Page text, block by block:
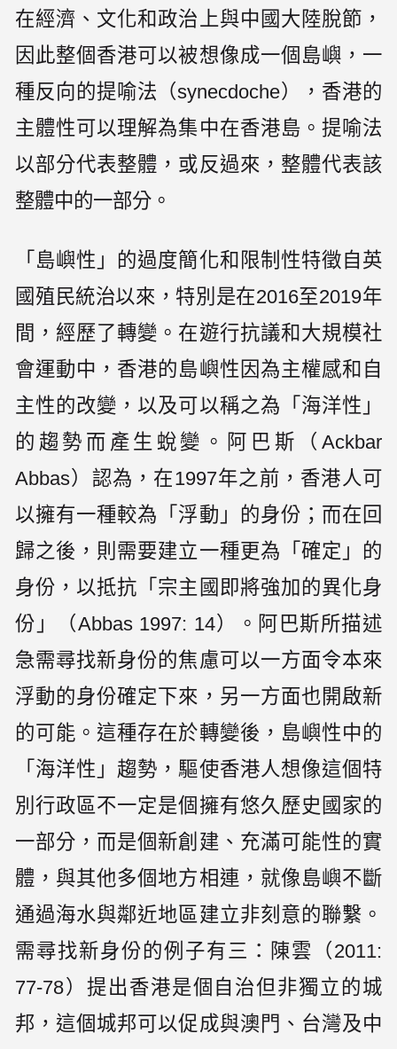
在經濟、文化和政治上與中國大陸脫節，
因此整個香港可以被想像成一個島嶼，一
種反向的提喻法（synecdoche），香港的
主體性可以理解為集中在香港島。提喻法
以部分代表整體，或反過來，整體代表該
整體中的一部分。
「島嶼性」的過度簡化和限制性特徵自英
國殖民統治以來，特別是在2016至2019年
間，經歷了轉變。在遊行抗議和大規模社
會運動中，香港的島嶼性因為主權感和自
主性的改變，以及可以稱之為「海洋性」
的趨勢而產生蛻變。阿巴斯（Ackbar
Abbas）認為，在1997年之前，香港人可
以擁有一種較為「浮動」的身份；而在回
歸之後，則需要建立一種更為「確定」的
身份，以抵抗「宗主國即將強加的異化身
份」（Abbas 1997: 14）。阿巴斯所描述
急需尋找新身份的焦慮可以一方面令本來
浮動的身份確定下來，另一方面也開啟新
的可能。這種存在於轉變後，島嶼性中的
「海洋性」趨勢，驅使香港人想像這個特
別行政區不一定是個擁有悠久歷史國家的
一部分，而是個新創建、充滿可能性的實
體，與其他多個地方相連，就像島嶼不斷
通過海水與鄰近地區建立非刻意的聯繫。
需尋找新身份的例子有三：陳雲（2011:
77-78）提出香港是個自治但非獨立的城
邦，這個城邦可以促成與澳門、台灣及中